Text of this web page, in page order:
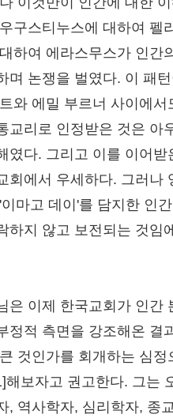
구스티누스에 대하여 펠
하여 에라스무스가 인간
며 논쟁을 벌였다. 이 패
와 에밀 부르너 사이에서
교리로 인정받은 것은 아
였다. 그리고 이를 이어받
회에서 우세하다. 그러나
마고 데이'를 담지한 인
하지 않고 보전되는 것임
은 이제 한국교회가 인간
정적 측면을 강조해온 결
것인가를 회개하는 심정
해보자고 권고한다. 그는
, 역사학자, 심리학자, 종